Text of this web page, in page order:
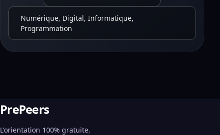
Numérique, Digital, Informatique,
Programmation
PrePeers
L'orientation 100% gratuite,